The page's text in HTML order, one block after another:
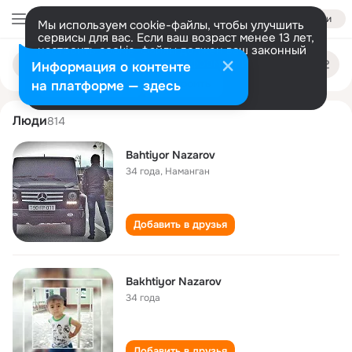
Войти
Мы используем cookie-файлы, чтобы улучшить
сервисы для вас. Если ваш возраст менее 13 лет,
настроить cookie-файлы должен ваш законный
представитель. Больше информации
Разрешить все Настроить
Поиск
людям
bakhtier nazarov
Люди814
Bahtiyor Nazarov
34 года, Наманган
Добавить в друзья
Bakhtiyor Nazarov
34 года
Информация о контенте
на платформе — здесь